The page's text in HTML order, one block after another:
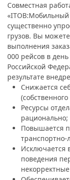
Совместная
существенно
грузов. Вы
выполнения
000 рейсов в
Российской
результате
Снижается
Ресурсы
рационально;
Повышается
транспортно-
Исключается
поведения